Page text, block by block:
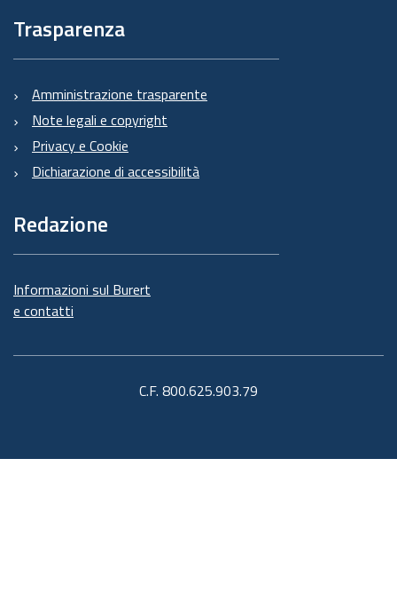
Trasparenza
Amministrazione trasparente
Note legali e copyright
Privacy e Cookie
Dichiarazione di accessibilità
Redazione
Informazioni sul Burert
e contatti
C.F. 800.625.903.79